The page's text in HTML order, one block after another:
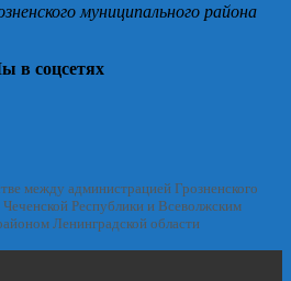
муниципального района
в соцсетях
между администрацией Грозненского
Республики и Всеволжским
Ленинградской области